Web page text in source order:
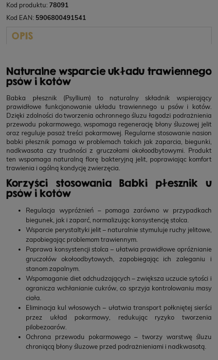
Kod produktu: 78091
Kod EAN: 5906800491541
OPIS
Naturalne wsparcie układu trawiennego
psów i kotów
Babka płesznik (Psyllium) to naturalny składnik wspierający
prawidłowe funkcjonowanie układu trawiennego u psów i kotów.
Dzięki zdolności do tworzenia ochronnego śluzu łagodzi podrażnienia
przewodu pokarmowego, wspomaga regenerację błony śluzowej jelit
oraz reguluje pasaż treści pokarmowej. Regularne stosowanie nasion
babki płesznik pomaga w problemach takich jak zaparcia, biegunki,
nadkwasota czy trudności z gruczołami okołoodbytowymi. Produkt
ten wspomaga naturalną florę bakteryjną jelit, poprawiając komfort
trawienia i ogólną kondycję zwierzęcia.
Korzyści stosowania Babki płesznik u
psów i kotów
Regulacja wypróżnień – pomaga zarówno w przypadkach
biegunek, jak i zaparć, normalizując konsystencję stolca.
Wsparcie perystaltyki jelit – naturalnie stymuluje ruchy jelitowe,
zapobiegając problemom trawiennym.
Poprawa konsystencji stolca – ułatwia prawidłowe opróżnianie
gruczołów okołoodbytowych, zapobiegając ich zaleganiu i
stanom zapalnym.
Wspomaganie diet odchudzających – zwiększa uczucie sytości i
ogranicza wchłanianie cukrów, co sprzyja kontrolowaniu masy
ciała.
Eliminacja kul włosowych – ułatwia transport połkniętej sierści
przez układ pokarmowy, redukując ryzyko tworzenia
pilobezoarów.
Ochrona przewodu pokarmowego – tworzy warstwę śluzu
chroniącą błony śluzowe przed podrażnieniami i nadkwasotą.